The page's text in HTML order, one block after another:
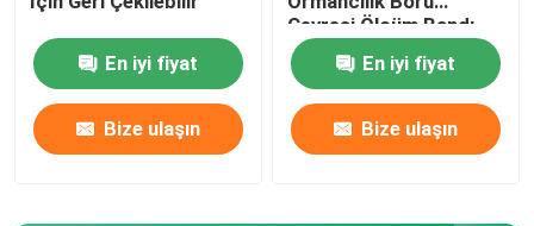
En iyi fiyat
Bize ulaşın
Çevresi Ölçüm Bandı
2m
En iyi fiyat
Bize ulaşın